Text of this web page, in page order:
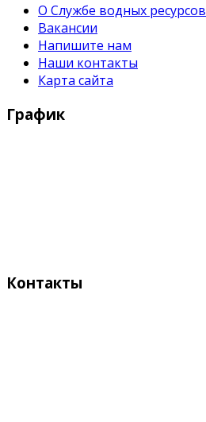
О Службе водных ресурсов
Вакансии
Напишите нам
Наши контакты
Карта сайта
График
Контакты